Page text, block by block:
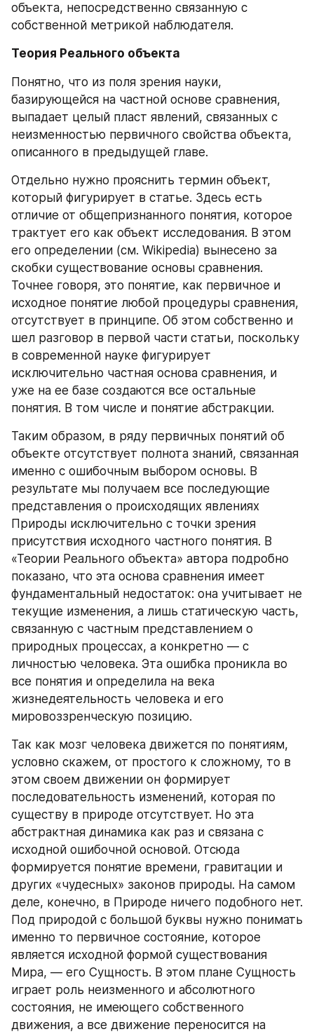
объекта, непосредственно связанную с
собственной метрикой наблюдателя.
Теория Реального объекта
Понятно, что из поля зрения науки,
базирующейся на частной основе сравнения,
выпадает целый пласт явлений, связанных с
неизменностью первичного свойства объекта,
описанного в предыдущей главе.
Отдельно нужно прояснить термин объект,
который фигурирует в статье. Здесь есть
отличие от общепризнанного понятия, которое
трактует его как объект исследования. В этом
его определении (см. Wikipedia) вынесено за
скобки существование основы сравнения.
Точнее говоря, это понятие, как первичное и
исходное понятие любой процедуры сравнения,
отсутствует в принципе. Об этом собственно и
шел разговор в первой части статьи, поскольку
в современной науке фигурирует
исключительно частная основа сравнения, и
уже на ее базе создаются все остальные
понятия. В том числе и понятие абстракции.
Таким образом, в ряду первичных понятий об
объекте отсутствует полнота знаний, связанная
именно с ошибочным выбором основы. В
результате мы получаем все последующие
представления о происходящих явлениях
Природы исключительно с точки зрения
присутствия исходного частного понятия. В
«Теории Реального объекта» автора подробно
показано, что эта основа сравнения имеет
фундаментальный недостаток: она учитывает не
текущие изменения, а лишь статическую часть,
связанную с частным представлением о
природных процессах, а конкретно — с
личностью человека. Эта ошибка проникла во
все понятия и определила на века
жизнедеятельность человека и его
мировоззренческую позицию.
Так как мозг человека движется по понятиям,
условно скажем, от простого к сложному, то в
этом своем движении он формирует
последовательность изменений, которая по
существу в природе отсутствует. Но эта
абстрактная динамика как раз и связана с
исходной ошибочной основой. Отсюда
формируется понятие времени, гравитации и
других «чудесных» законов природы. На самом
деле, конечно, в Природе ничего подобного нет.
Под природой с большой буквы нужно понимать
именно то первичное состояние, которое
является исходной формой существования
Мира, — его Сущность. В этом плане Сущность
играет роль неизменного и абсолютного
состояния, не имеющего собственного
движения, а все движение переносится на